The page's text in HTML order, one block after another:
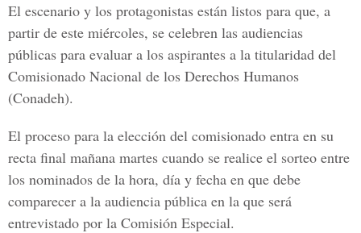
El escenario y los protagonistas están listos para que, a
partir de este miércoles, se celebren las audiencias
públicas para evaluar a los aspirantes a la titularidad del
Comisionado Nacional de los Derechos Humanos
(Conadeh).
El proceso para la elección del comisionado entra en su
recta final mañana martes cuando se realice el sorteo entre
los nominados de la hora, día y fecha en que debe
comparecer a la audiencia pública en la que será
entrevistado por la Comisión Especial.